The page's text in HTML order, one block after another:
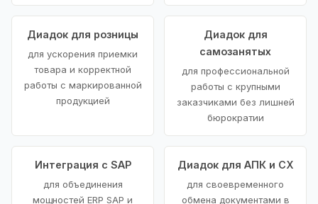
Диадок для розницы
для ускорения приемки
товара и корректной
работы с маркированной
продукцией
Диадок для
самозанятых
для профессиональной
работы с крупными
заказчиками без лишней
бюрократии
Интеграция с SAP
для объединения
мощностей ERP SAP и
Диадок для АПК и СХ
для своевременного
обмена документами в